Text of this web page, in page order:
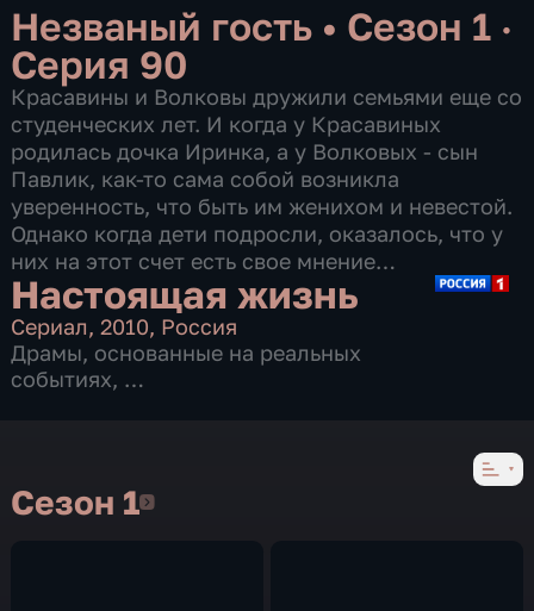
Незваный гость • Сезон 1 ·
Серия 90
Красавины и Волковы дружили семьями еще со
студенческих лет. И когда у Красавиных
родилась дочка Иринка, а у Волковых - сын
Павлик, как-то сама собой возникла
уверенность, что быть им женихом и невестой.
Однако когда дети подросли, оказалось, что у
них на этот счет есть свое мнение…
Настоящая жизнь
Сериал,2010, Россия
Драмы, основанные на реальных
событиях,
Сезон 1Сезон 1